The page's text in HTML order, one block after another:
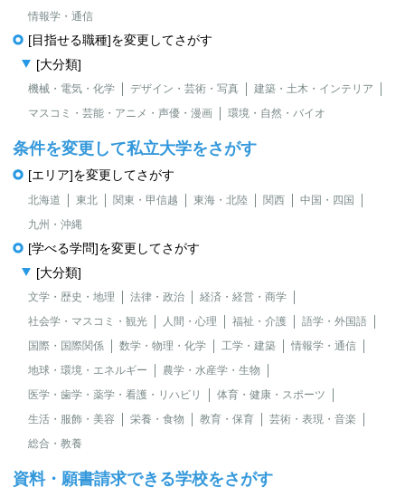
情報学・通信
[目指せる職種]を変更してさがす
[大分類]
機械・電気・化学 デザイン・芸術・写真
建築・土木・インテリア
マスコミ・芸能・アニメ・声優・漫画
環境・自然・バイオ
条件を変更して私立大学をさがす
[エリア]を変更してさがす
北海道 東北 関東・甲信越 東海・北陸 関西
中国・四国
九州・沖縄
[学べる学問]を変更してさがす
[大分類]
文学・歴史・地理 法律・政治
経済・経営・商学
社会学・マスコミ・観光
人間・心理 福祉・介護
語学・外国語
国際・国際関係
数学・物理・化学 工学・建築
情報学・通信
地球・環境・エネルギー
農学・水産学・生物
医学・歯学・薬学・看護・リハビリ
体育・健康・スポーツ
生活・服飾・美容
栄養・食物 教育・保育
芸術・表現・音楽
総合・教養
資料・願書請求できる学校をさがす